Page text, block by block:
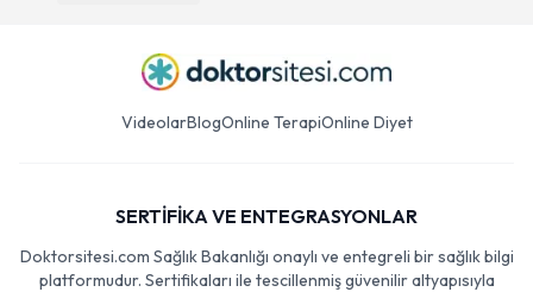
VideolarBlogOnline TerapiOnline Diyet
SERTİFİKA VE ENTEGRASYONLAR
Doktorsitesi.com Sağlık Bakanlığı onaylı ve entegreli bir sağlık bilgi
platformudur. Sertifikaları ile tescillenmiş güvenilir altyapısıyla